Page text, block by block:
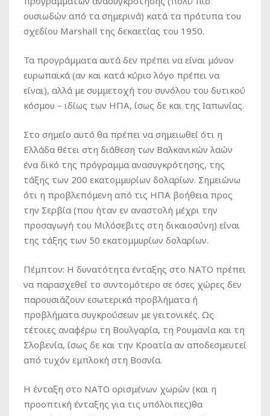
ουσιωδών από τα σημερινά) κατά τα πρότυπα του
σχεδίου Marshall της δεκαετίας του 1950.
Τα προγράμματα αυτά δεν πρέπει να είναι μόνον
ευρωπαϊκά (αν και κατά κύριο λόγο πρέπει να
είναι), αλλά με συμμετοχή του συνόλου του δυτικού
κόσμου – ιδίως των ΗΠΑ, ίσως δε και της Ιαπωνίας.
Στο σημείο αυτό θα πρέπει να σημειωθεί ότι η
Ελλάδα θέτει στη διάθεση των Βαλκανικών λαών
ένα δικό της πρόγραμμα ανασυγκρότησης, της
τάξης των 200 εκατομμυρίων δολαρίων. Σημειώνω
ότι η προβλεπόμενη από τις ΗΠΑ βοήθεια προς
την Σερβία (που ήταν εν αναστολή μέχρι την
προσαγωγή του Μιλόσεβιτς στη δικαιοσύνη) είναι
της τάξης των 50 εκατομμυρίων δολαρίων.
Πέμπτον: Η δυνατότητα ένταξης στο ΝΑΤΟ πρέπει
να παρασχεθεί το συντομότερο σε όσες χώρες δεν
παρουσιάζουν εσωτερικά προβλήματα ή
προβλήματα συγκρούσεων με γειτονικές. Ως
τέτοιες αναφέρω τη Βουλγαρία, τη Ρουμανία και τη
Σλοβενία, ίσως δε και την Κροατία αν αποδεσμευτεί
από τυχόν εμπλοκή στη Βοσνία.
Η ένταξη στο ΝΑΤΟ ορισμένων χωρών (και η
προοπτική ένταξης για τις υπόλοιπες)θα